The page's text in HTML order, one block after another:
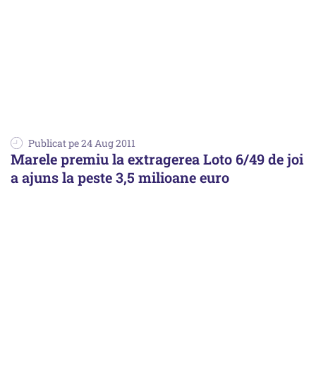
Publicat pe 24 Aug 2011
Marele premiu la extragerea Loto 6/49 de joi
a ajuns la peste 3,5 milioane euro